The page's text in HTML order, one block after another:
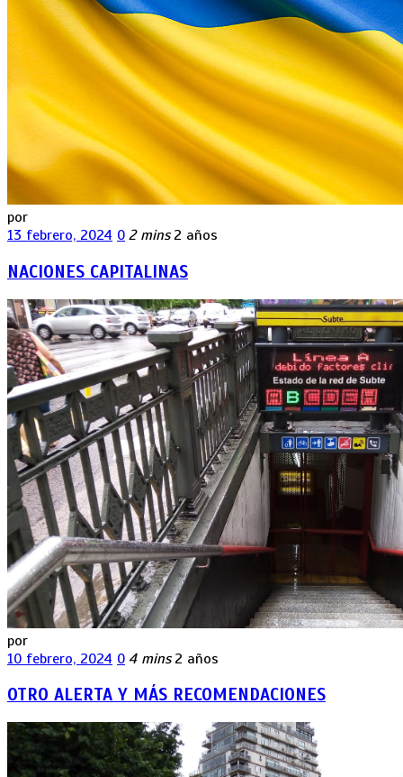
por
13 febrero, 2024 0 2 mins 2 años
NACIONES CAPITALINAS
por
10 febrero, 2024 0 4 mins 2 años
OTRO ALERTA Y MÁS RECOMENDACIONES